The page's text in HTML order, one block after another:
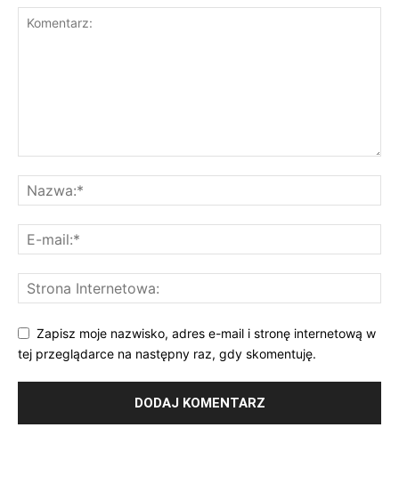
Zapisz moje nazwisko, adres e-mail i stronę internetową w
tej przeglądarce na następny raz, gdy skomentuję.